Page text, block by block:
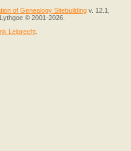
of Genealogy Sitebuilding v. 12.1,
© 2001-2026.
Leiprecht.